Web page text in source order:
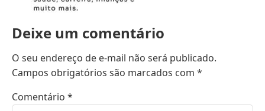
Deixe um comentário
O seu endereço de e-mail não será publicado.
Campos obrigatórios são marcados com *
Comentário *